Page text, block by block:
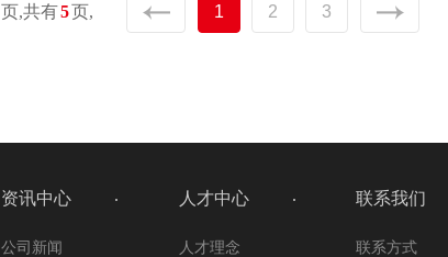
页,共有5页, 1 2 3
资讯中心
公司新闻
人才中心
人才理念
联系我们
联系方式